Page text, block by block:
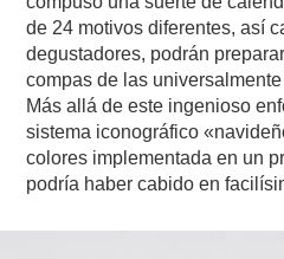
de 24 motivos diferentes, así
degustadores, podrán
compas de las
Más allá de este ingenioso
sistema iconográfico
colores implementada en un
podría haber cabido en